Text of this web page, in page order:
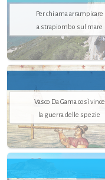
Per chi ama arrampicare
a strapiombo sul mare
Vasco Da Gama così vince
la guerra delle spezie